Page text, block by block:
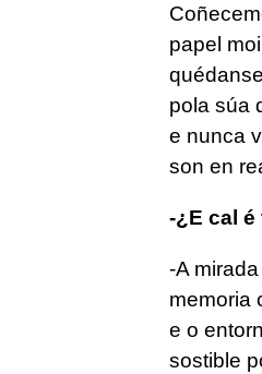
papel
pola súa
e nunca
son en
-¿E cal
-A
memoria
e o
sostible